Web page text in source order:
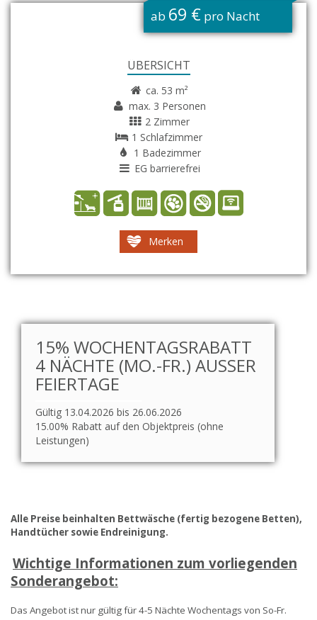
ab 69 € pro Nacht
ÜBERSICHT
ca. 53 m²
max. 3 Personen
2 Zimmer
1 Schlafzimmer
1 Badezimmer
EG barrierefrei
Merken
15% WOCHENTAGSRABATT
4 NÄCHTE (MO.-FR.) AUSSER F
EIERTAGE
Gültig 13.04.2026 bis 26.06.2026
15.00% Rabatt auf den Objektpreis (ohne
Leistungen)
Alle Preise beinhalten Bettwäsche (fertig bezogene Betten),
Handtücher sowie Endreinigung.
Wichtige Informationen zum vorliegenden
Sonderangebot:
Das Angebot ist nur gültig für 4-5 Nächte Wochentags von So-Fr.